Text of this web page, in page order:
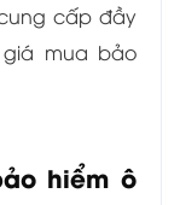
cấp đầy
mua bảo
hiểm ô